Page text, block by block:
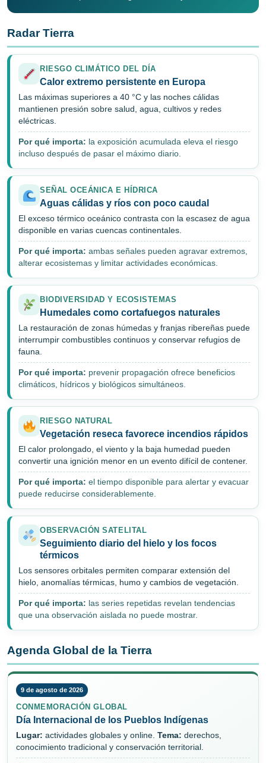
Radar Tierra
RIESGO CLIMÁTICO DEL DÍA
Calor extremo persistente en Europa
Las máximas superiores a 40 °C y las noches cálidas
mantienen presión sobre salud, agua, cultivos y redes
eléctricas.
Por qué importa: la exposición acumulada eleva el riesgo
incluso después de pasar el máximo diario.
SEÑAL OCEÁNICA E HÍDRICA
Aguas cálidas y ríos con poco caudal
El exceso térmico oceánico contrasta con la escasez de agua
disponible en varias cuencas continentales.
Por qué importa: ambas señales pueden agravar extremos,
alterar ecosistemas y limitar actividades económicas.
BIODIVERSIDAD Y ECOSISTEMAS
Humedales como cortafuegos naturales
La restauración de zonas húmedas y franjas ribereñas puede
interrumpir combustibles continuos y conservar refugios de
fauna.
Por qué importa: prevenir propagación ofrece beneficios
climáticos, hídricos y biológicos simultáneos.
RIESGO NATURAL
Vegetación reseca favorece incendios rápidos
El calor prolongado, el viento y la baja humedad pueden
convertir una ignición menor en un evento difícil de contener.
Por qué importa: el tiempo disponible para alertar y evacuar
puede reducirse considerablemente.
OBSERVACIÓN SATELITAL
Seguimiento diario del hielo y los focos
térmicos
Los sensores orbitales permiten comparar extensión del
hielo, anomalías térmicas, humo y cambios de vegetación.
Por qué importa: las series repetidas revelan tendencias
que una observación aislada no puede mostrar.
Agenda Global de la Tierra
9 de agosto de 2026
CONMEMORACIÓN GLOBAL
Día Internacional de los Pueblos Indígenas
Lugar: actividades globales y online. Tema: derechos,
conocimiento tradicional y conservación territorial.